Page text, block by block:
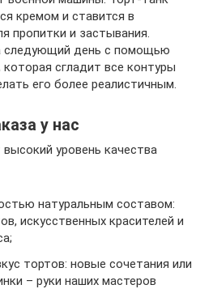
кремом и ставится в
пропитки и застывания.
следующий день с помощью
сгладит все контуры
его более реалистичным.
у нас
уровень качества
натуральным составом:
искусственных красителей и
тортов: новые сочетания или
– руки наших мастеров